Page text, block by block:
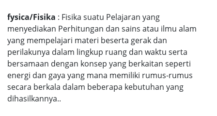
fysica/Fisika : Fisika suatu Pelajaran yang
menyediakan Perhitungan dan sains atau ilmu alam
yang mempelajari materi beserta gerak dan
perilakunya dalam lingkup ruang dan waktu serta
bersamaan dengan konsep yang berkaitan seperti
energi dan gaya yang mana memiliki rumus-rumus
secara berkala dalam beberapa kebutuhan yang
dihasilkannya..